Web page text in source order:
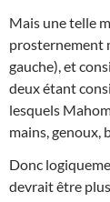
Mais une telle
prosternement
gauche), et
deux étant
lesquels
mains, genoux,
Donc
devrait être